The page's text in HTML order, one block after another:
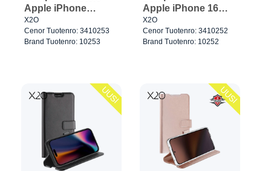
Apple iPhone
15/14/13 Musta
X2O
Cenor Tuotenro: 3410253
Brand Tuotenro: 10253
Apple iPhone 16
Lavender
X2O
Cenor Tuotenro: 3410252
Brand Tuotenro: 10252
UUSI UUSI